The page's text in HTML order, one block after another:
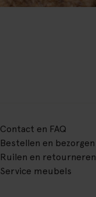
Contact en FAQ
Bestellen en bezorgen
Ruilen en retourneren
Service meubels